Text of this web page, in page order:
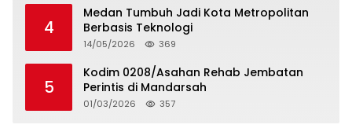
4
Medan Tumbuh Jadi Kota Metropolitan
Berbasis Teknologi
14/05/2026 369
5
Kodim 0208/Asahan Rehab Jembatan
Perintis di Mandarsah
01/03/2026 357